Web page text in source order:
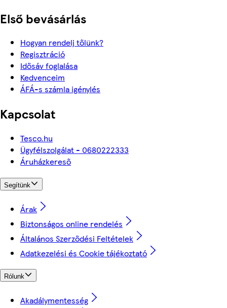
Első bevásárlás
Hogyan rendelj tőlünk?
Regisztráció
Idősáv foglalása
Kedvenceim
ÁFÁ-s számla igénylés
Kapcsolat
Tesco.hu
Ügyfélszolgálat - 0680222333
Áruházkereső
Segítünk
Árak
Biztonságos online rendelés
Általános Szerződési Feltételek
Adatkezelési és Cookie tájékoztató
Rólunk
Akadálymentesség